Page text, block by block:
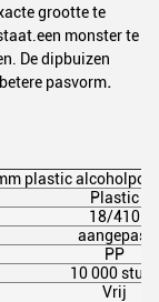
grootte te
monster te
De dipbuizen
pasvorm.
plastic
Plastic
18/410
aangepast
PP
10 000 stuks
Vrij